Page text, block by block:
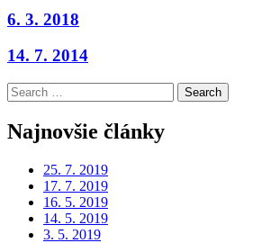
6. 3. 2018
14. 7. 2014
Search
for:
Najnovšie články
25. 7. 2019
17. 7. 2019
16. 5. 2019
14. 5. 2019
3. 5. 2019